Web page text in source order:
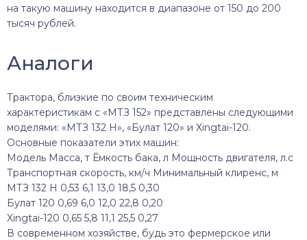
на такую машину находится в диапазоне от 150 до 200
тысяч рублей.
Аналоги
Трактора, близкие по своим техническим
характеристикам с «МТЗ 152» представлены следующими
моделями: «МТЗ 132 Н», «Булат 120» и Xingtai-120.
Основные показатели этих машин:
Модель Масса, т Ёмкость бака, л Мощность двигателя, л.с
Транспортная скорость, км/ч Минимальный клиренс, м
МТЗ 132 Н 0,53 6,1 13,0 18,5 0,30
Булат 120 0,69 6,0 12,0 22,8 0,20
Xingtai-120 0,65 5,8 11,1 25,5 0,27
В современном хозяйстве, будь это фермерское или